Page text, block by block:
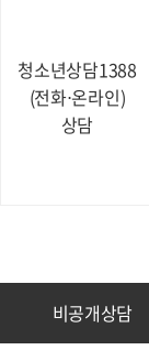
청소년상담1388
(전화⋅온라인)
상담
비공개상담